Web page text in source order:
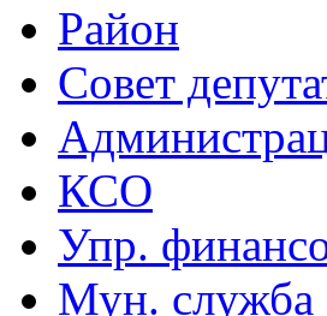
Район
Совет
КСО
Упр.
Мун. служба